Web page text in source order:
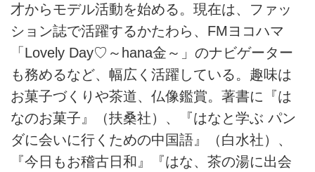
才からモデル活動を始める。現在は、ファッ
ション誌で活躍するかたわら、FMヨコハマ
「Lovely Day♡～hana金～」のナビゲーター
も務めるなど、幅広く活躍している。趣味は
お菓子づくりや茶道、仏像鑑賞。著書に『は
なのお菓子』（扶桑社）、『はなと学ぶ パン
ダに会いに行くための中国語』（白水社）、
『今日もお稽古日和』『はな、茶の湯に出会